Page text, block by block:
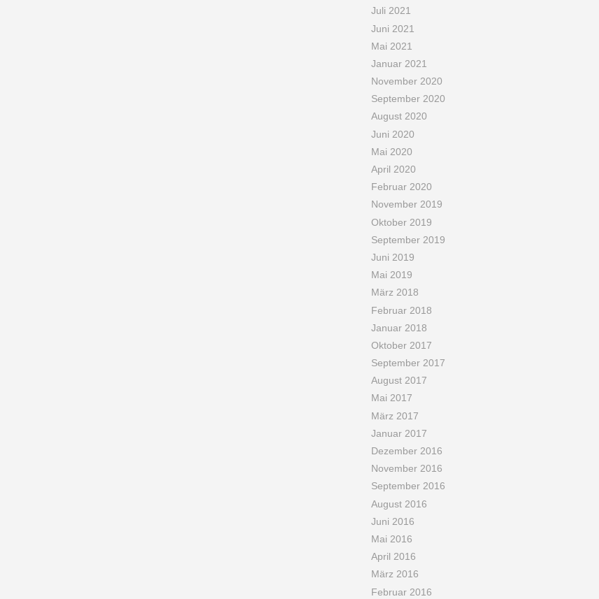
Juli 2021
Juni 2021
Mai 2021
Januar 2021
November 2020
September 2020
August 2020
Juni 2020
Mai 2020
April 2020
Februar 2020
November 2019
Oktober 2019
September 2019
Juni 2019
Mai 2019
März 2018
Februar 2018
Januar 2018
Oktober 2017
September 2017
August 2017
Mai 2017
März 2017
Januar 2017
Dezember 2016
November 2016
September 2016
August 2016
Juni 2016
Mai 2016
April 2016
März 2016
Februar 2016